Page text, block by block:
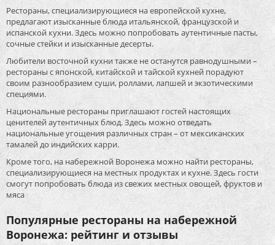
Рестораны, специализирующиеся на европейской кухне,
предлагают изысканные блюда итальянской, французской и
испанской кухни. Здесь можно попробовать аутентичные пасты,
сочные стейки и изысканные десерты.
Любители восточной кухни также не останутся равнодушными –
рестораны с японской, китайской и тайской кухней порадуют
своим разнообразием суши, роллами, лапшей и экзотическими
специями.
Национальные рестораны приглашают гостей настоящих
ценителей аутентичных блюд. Здесь можно отведать
национальные угощения различных стран – от мексиканских
тамалей до индийских карри.
Кроме того, на набережной Воронежа можно найти рестораны,
специализирующиеся на местных продуктах и кухне. Здесь гости
смогут попробовать блюда из свежих местных овощей, фруктов и
мяса
Популярные рестораны на набережной
Воронежа: рейтинг и отзывы